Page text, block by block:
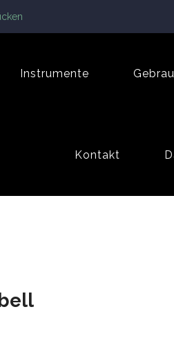
Instrumente
Kontakt